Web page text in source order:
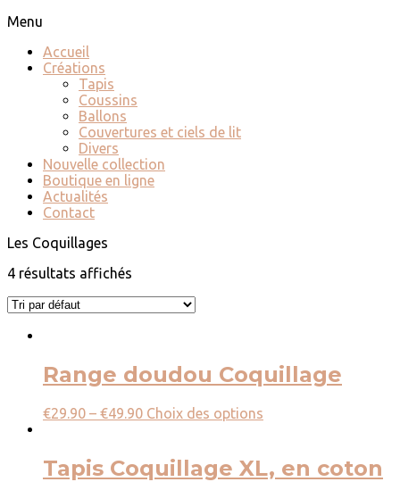
Menu
Accueil
Créations
Tapis
Coussins
Ballons
Couvertures et ciels de lit
Divers
Nouvelle collection
Boutique en ligne
Actualités
Contact
Les Coquillages
4 résultats affichés
Range doudou Coquillage
€29.90 – €49.90 Choix des options
Tapis Coquillage XL, en coton